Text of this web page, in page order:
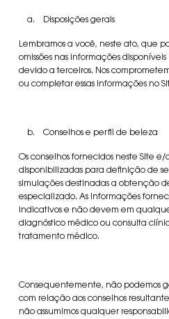
a. Disposições gerais
Lembramos a você, neste ato, que
omissões nas informações
devido a terceiros. Nos
ou completar essas informações no
b. Conselhos e perfil de beleza
Os conselhos fornecidos neste Site
disponibilizadas para definição de
simulações destinadas a obtenção
especializado. As informações
indicativos e não devem em
diagnóstico médico ou consulta
tratamento médico.
Consequentemente, não podemos
com relação aos conselhos
não assumimos qualquer